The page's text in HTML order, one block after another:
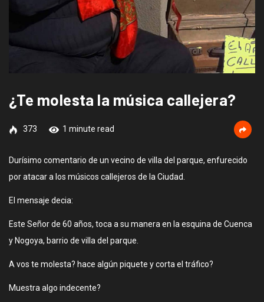
¿Te molesta la música callejera?
373 1 minute read
Durísimo comentario de un vecino de villa del parque, enfurecido
por atacar a los músicos callejeros de la Ciudad.
El mensaje decia:
Este Señor de 60 años, toca a su manera en la esquina de Cuenca
y Nogoya, barrio de villa del parque.
A vos te molesta? hace algún piquete y corta el tráfico?
Muestra algo indecente?